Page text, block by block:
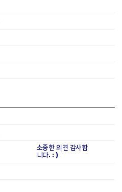
소중한 의견 감사합
니다. : )